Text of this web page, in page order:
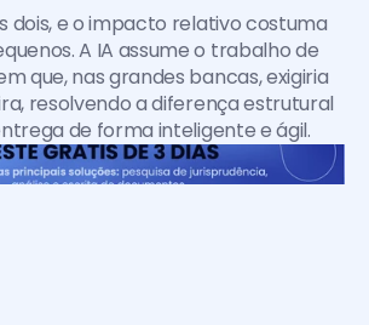
dois, e o impacto relativo costuma
A IA assume o trabalho de
que, nas grandes bancas, exigiria
resolvendo a diferença estrutural
de forma inteligente e ágil.